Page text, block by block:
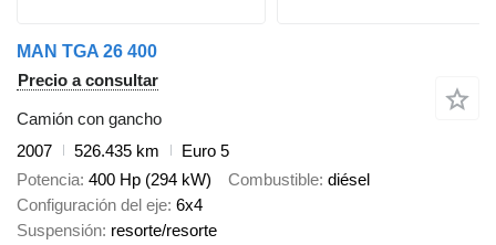
MAN TGA 26 400
Precio a consultar
Camión con gancho
2007
526.435 km
Euro 5
Potencia 400 Hp (294 kW) Combustible diésel
Configuración del eje 6x4
Suspensión resorte/resorte